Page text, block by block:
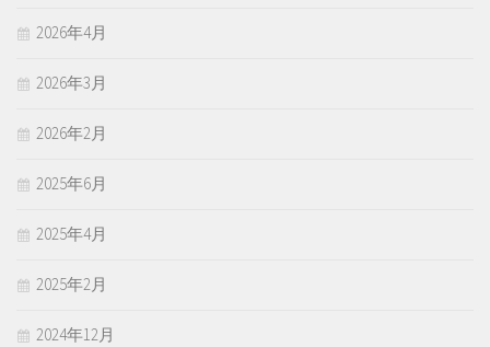
2026年4月
2026年3月
2026年2月
2025年6月
2025年4月
2025年2月
2024年12月